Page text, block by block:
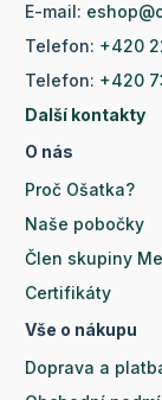
E-mail:
Telefon: +420
Telefon: +420
Další kontakty
O nás
Proč Ošatka?
Naše pobočky
Člen skupiny
Certifikáty
Vše o nákupu
Doprava a